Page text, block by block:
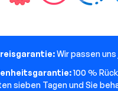
Wir passen
100 %
sieben Tagen und Sie